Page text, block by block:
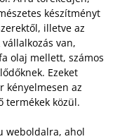
készítményt
illetve az
van,
olaj mellett, számos
Ezeket
kényelmesen az
termékek közül.
weboldalra, ahol